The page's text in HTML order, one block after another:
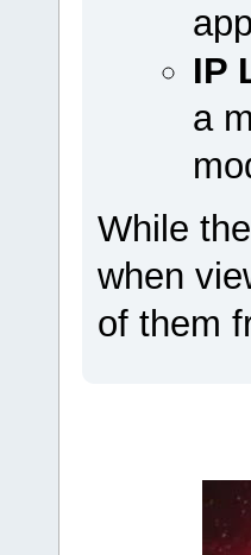
IP
a
While
when
of them